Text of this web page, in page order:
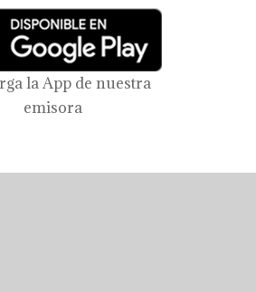
la App de nuestra
emisora